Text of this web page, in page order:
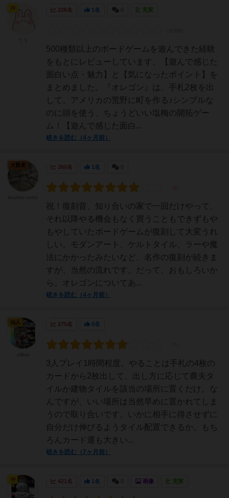
226名 1名 充実
500種類以上のボードゲームを遊んできた経験
をもとにレビューしています。【遊んで感じた
面白い点・魅力】と【気になったポイント】を
まとめました。『オレゴン』は、手札2枚を出
して、アメリカの荒野に町を作る♪シンプルな
のに頭を使う、ちょうどいい塩梅の開拓ゲー
ム！【遊んで感じた面白...
続きを読む（4ヶ月前）
260名 1名
祝！復刻昔、知り合いの家で一回だけやって、
それ以降やる機会もなく買うこともできずもや
もやしていたボードゲームが復刻して大変うれ
しい。モダンアート、ケルトタイル、ラーや魔
法にかかったみたいなど、名作の復刻が続きま
すが、当然の流れです。だって、おもしろいか
ら。オレゴンについてあ...
続きを読む（4ヶ月前）
大賢者
275名 0名
3人プレイ1時間程度。やることは手札の4枚の
カードから2枚出して、出し方に応じて農夫タ
イルか建物タイルを該当の場所に置くだけ。な
んですが、いい場所は当然早めに置かれてしま
うので取り合いです。いかに相手に得させずに
自分だけ伸びるようタイル配置できるか。もち
ろんカード運も大きい...
続きを読む（7ヶ月前）
仙人
421名 1名 画像 充実
神